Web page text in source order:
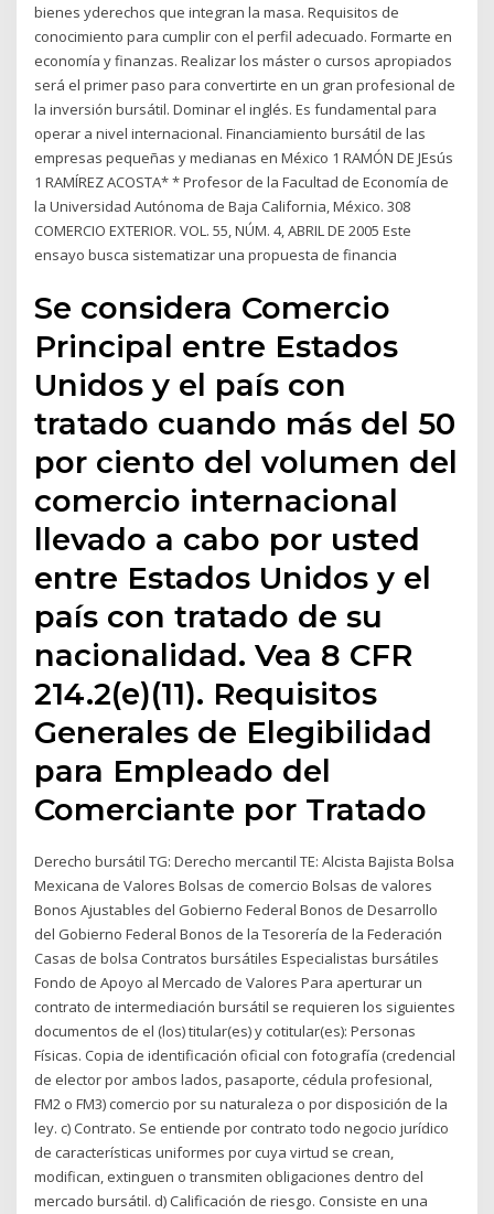
bienes yderechos que integran la masa. Requisitos de
conocimiento para cumplir con el perfil adecuado. Formarte en
economía y finanzas. Realizar los máster o cursos apropiados
será el primer paso para convertirte en un gran profesional de
la inversión bursátil. Dominar el inglés. Es fundamental para
operar a nivel internacional. Financiamiento bursátil de las
empresas pequeñas y medianas en México 1 RAMÓN DE JEsús
1 RAMÍREZ ACOSTA* * Profesor de la Facultad de Economía de
la Universidad Autónoma de Baja California, México. 308
COMERCIO EXTERIOR. VOL. 55, NÚM. 4, ABRIL DE 2005 Este
ensayo busca sistematizar una propuesta de financia­
Se considera Comercio
Principal entre Estados
Unidos y el país con
tratado cuando más del 50
por ciento del volumen del
comercio internacional
llevado a cabo por usted
entre Estados Unidos y el
país con tratado de su
nacionalidad. Vea 8 CFR
214.2(e)(11). Requisitos
Generales de Elegibilidad
para Empleado del
Comerciante por Tratado
Derecho bursátil TG: Derecho mercantil TE: Alcista Bajista Bolsa
Mexicana de Valores Bolsas de comercio Bolsas de valores
Bonos Ajustables del Gobierno Federal Bonos de Desarrollo
del Gobierno Federal Bonos de la Tesorería de la Federación
Casas de bolsa Contratos bursátiles Especialistas bursátiles
Fondo de Apoyo al Mercado de Valores Para aperturar un
contrato de intermediación bursátil se requieren los siguientes
documentos de el (los) titular(es) y cotitular(es): Personas
Físicas. Copia de identificación oficial con fotografía (credencial
de elector por ambos lados, pasaporte, cédula profesional,
FM2 o FM3) comercio por su naturaleza o por disposición de la
ley. c) Contrato. Se entiende por contrato todo negocio jurídico
de características uniformes por cuya virtud se crean,
modifican, extinguen o transmiten obligaciones dentro del
mercado bursátil. d) Calificación de riesgo. Consiste en una